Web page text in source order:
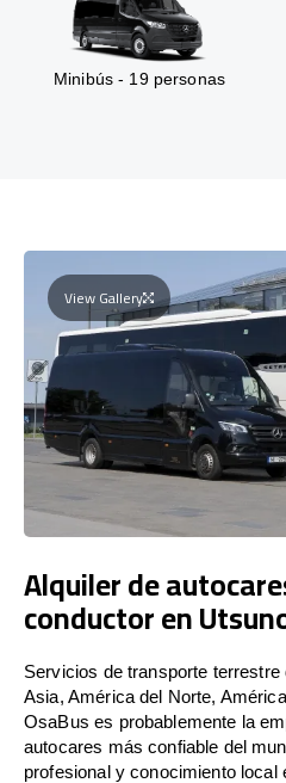
Minibús - 19 personas
View Gallery
Alquiler de
conductor en
Servicios de transporte
Asia, América del Norte,
OsaBus es probablemente la
autocares más confiable del
profesional y conocimiento local